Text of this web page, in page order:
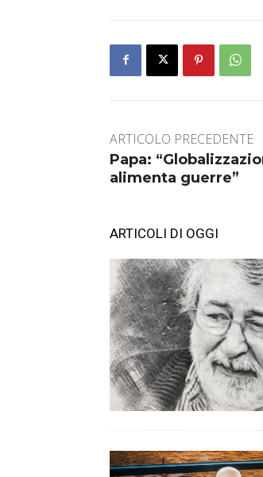
ARTICOLO PRECEDENTE
Papa:
alimenta guerre”
ARTICOLI DI OGGI